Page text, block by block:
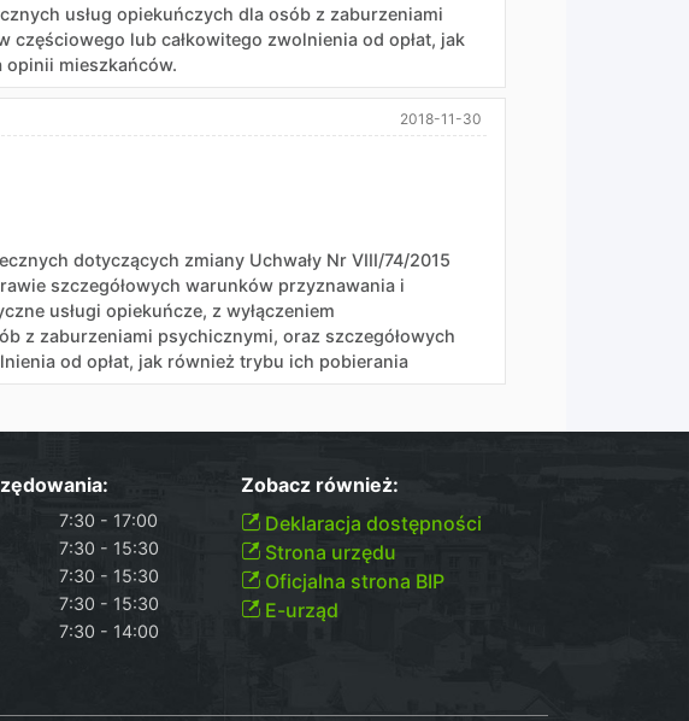
usług opiekuńczych dla osób z zaburzeniami
lub całkowitego zwolnienia od opłat, jak
mieszkańców.
2018-11-30
dotyczących zmiany Uchwały Nr VIII/74/2015
szczegółowych warunków przyznawania i
usługi opiekuńcze, z wyłączeniem
z zaburzeniami psychicznymi, oraz szczegółowych
od opłat, jak również trybu ich pobierania
7:30 - 17:00
7:30 - 15:30
7:30 - 15:30
7:30 - 15:30
7:30 - 14:00
Zobacz również:
Deklaracja dostępności
Strona urzędu
Oficjalna strona BIP
E-urząd